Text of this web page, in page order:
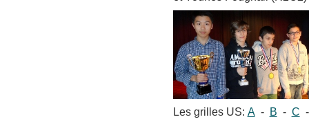
Les grilles US: A- B - C